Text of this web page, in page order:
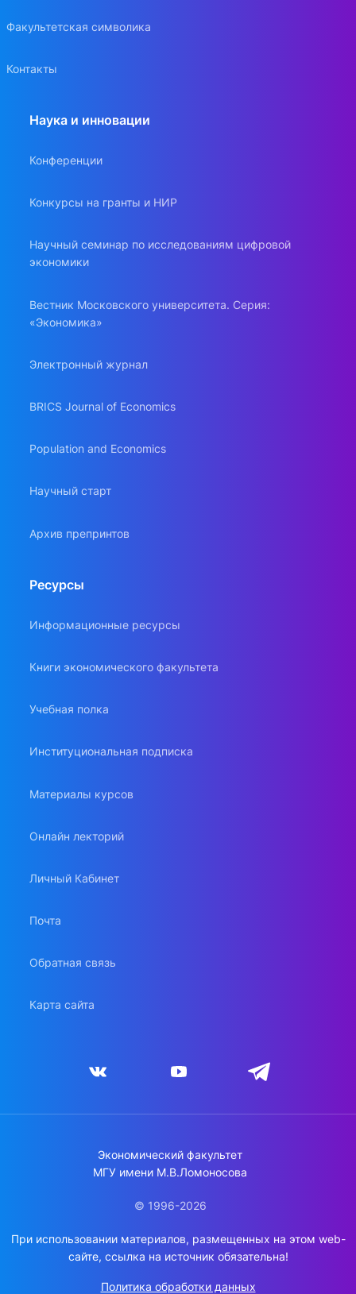
Факультетская символика
Контакты
Наука и инновации
Конференции
Конкурсы на гранты и НИР
Научный семинар по исследованиям цифровой
экономики
Вестник Московского университета. Серия:
«Экономика»
Электронный журнал
BRICS Journal of Economics
Population and Economics
Научный старт
Архив препринтов
Ресурсы
Информационные ресурсы
Книги экономического факультета
Учебная полка
Институциональная подписка
Материалы курсов
Онлайн лекторий
Личный Кабинет
Почта
Обратная связь
Карта сайта
Экономический факультет
МГУ имени М.В.Ломоносова
© 1996-2026
При использовании материалов, размещенных на этом web-
сайте, ссылка на источник обязательна!
Политика обработки данных